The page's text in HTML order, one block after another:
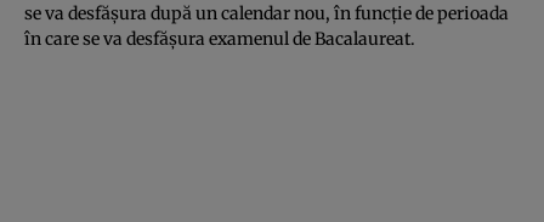
se va desfăşura după un calendar nou, în funcţie de perioada
în care se va desfăşura examenul de Bacalaureat.